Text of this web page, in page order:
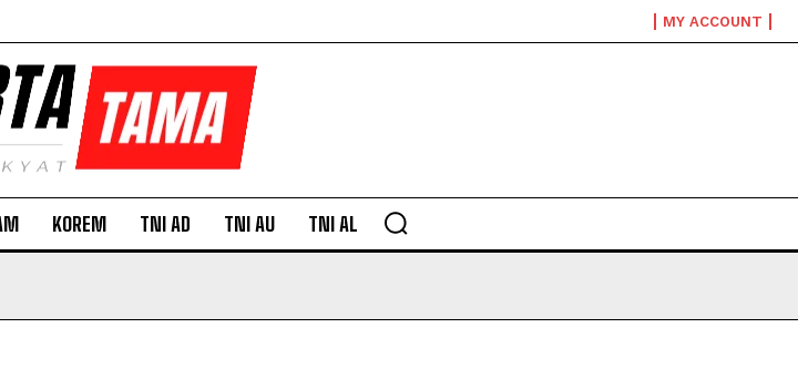
MY ACCOUNT
KOREM TNI AD TNI AU TNI AL